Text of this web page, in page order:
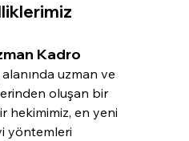
Kadro
alanında uzman ve
oluşan bir
hekimimiz, en yeni
yöntemleri